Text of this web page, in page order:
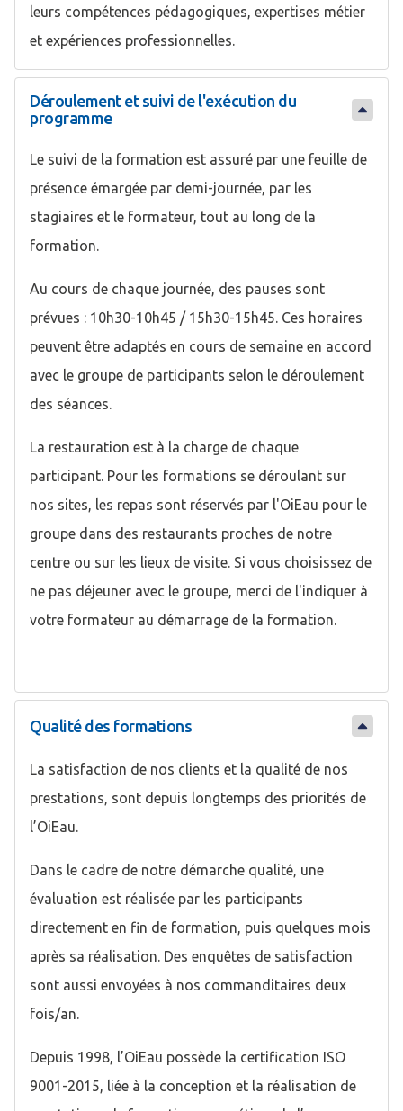
leurs compétences pédagogiques, expertises métier
et expériences professionnelles.
Déroulement et suivi de l'exécution du
programme
Le suivi de la formation est assuré par une feuille de
présence émargée par demi-journée, par les
stagiaires et le formateur, tout au long de la
formation.
Au cours de chaque journée, des pauses sont
prévues : 10h30-10h45 / 15h30-15h45. Ces horaires
peuvent être adaptés en cours de semaine en accord
avec le groupe de participants selon le déroulement
des séances.
La restauration est à la charge de chaque
participant. Pour les formations se déroulant sur
nos sites, les repas sont réservés par l'OiEau pour le
groupe dans des restaurants proches de notre
centre ou sur les lieux de visite. Si vous choisissez de
ne pas déjeuner avec le groupe, merci de l'indiquer à
votre formateur au démarrage de la formation.
Qualité des formations
La satisfaction de nos clients et la qualité de nos
prestations, sont depuis longtemps des priorités de
l’OiEau.
Dans le cadre de notre démarche qualité, une
évaluation est réalisée par les participants
directement en fin de formation, puis quelques mois
après sa réalisation. Des enquêtes de satisfaction
sont aussi envoyées à nos commanditaires deux
fois/an.
Depuis 1998, l’OiEau possède la certification ISO
9001-2015, liée à la conception et la réalisation de